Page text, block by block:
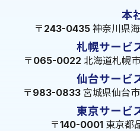
本
〒243-0435 神奈川県
札幌サービ
〒065-0022 北海道札幌
仙台サービ
〒983-0833 宮城県仙台
東京サービ
〒140-0001 東京都